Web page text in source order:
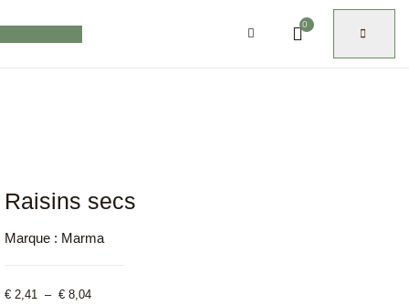
0
Raisins secs
Marque : Marma
€ 2,41 – € 8,04